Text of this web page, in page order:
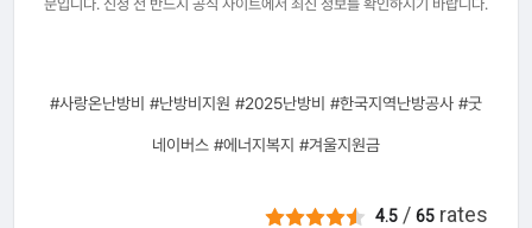
문입니다. 신청 전 반드시 공식 사이트에서 최신 정보를 확인하시기 바랍니다.
#사랑온난방비 #난방비지원 #2025난방비 #한국지역난방공사 #굿
네이버스 #에너지복지 #겨울지원금
4.5 /65 rates